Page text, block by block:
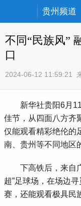
贵州频道
不同“民族风”
口
2024-06-12 11:59:21
新华社贵阳6月11
佳节，从四面八方齐
仅能观看精彩绝伦的
南、贵州等不同地区
下高铁后，来自广
超”足球场，在场边
赛，还能观看极具民